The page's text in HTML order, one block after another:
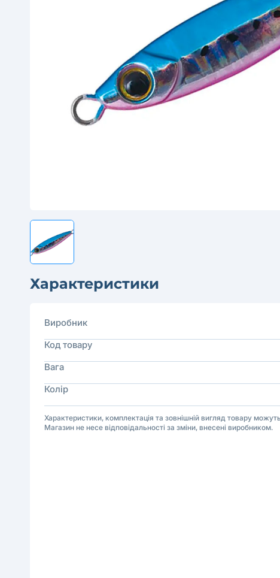
Характеристики
Виробник
Код товару
Вага
Колір
Характеристики, комплектація та зовнішній вигляд товару
Магазин не несе відповідальності за зміни, внесені виробником.